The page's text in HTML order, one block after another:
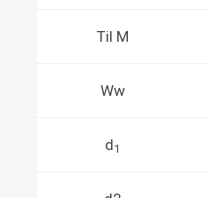
Til M
Ww
d1